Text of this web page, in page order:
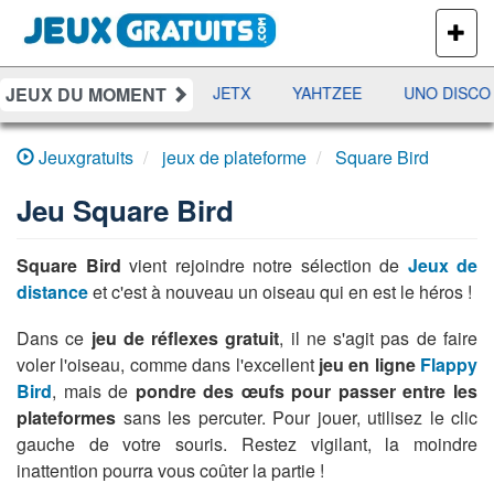
PLUS
DE
JEUX
JEUX DU MOMENT
DAMES RAMI JETX YAHTZEE UNO DISCO
Jeuxgratuits jeux de plateforme Square Bird
Jeu Square Bird
Square Bird vient rejoindre notre sélection de Jeux de
distanceet c'est à nouveau un oiseau qui en est le héros !
Dans ce jeu de réflexes gratuit, il ne s'agit pas de faire
voler l'oiseau, comme dans l'excellent jeu en ligne Flappy
Bird, mais de pondre des œufs pour passer entre les
plateformes sans les percuter. Pour jouer, utilisez le clic
gauche de votre souris. Restez vigilant, la moindre
inattention pourra vous coûter la partie !